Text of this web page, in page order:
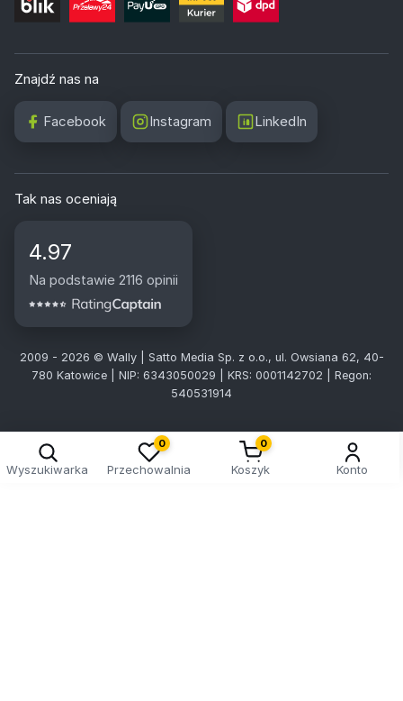
Znajdź nas na
Facebook Instagram LinkedIn
Tak nas oceniają
4.97
Na podstawie 2116 opinii
2009 - 2026 © Wally | Satto Media Sp. z o.o., ul. Owsiana 62, 40-
780 Katowice | NIP: 6343050029 | KRS: 0001142702 | Regon:
540531914
Wyszukiwarka
0
Przechowalnia
0
Koszyk Konto